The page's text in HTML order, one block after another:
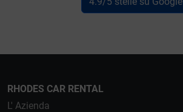
RHODES CAR RENTAL
L' Azienda